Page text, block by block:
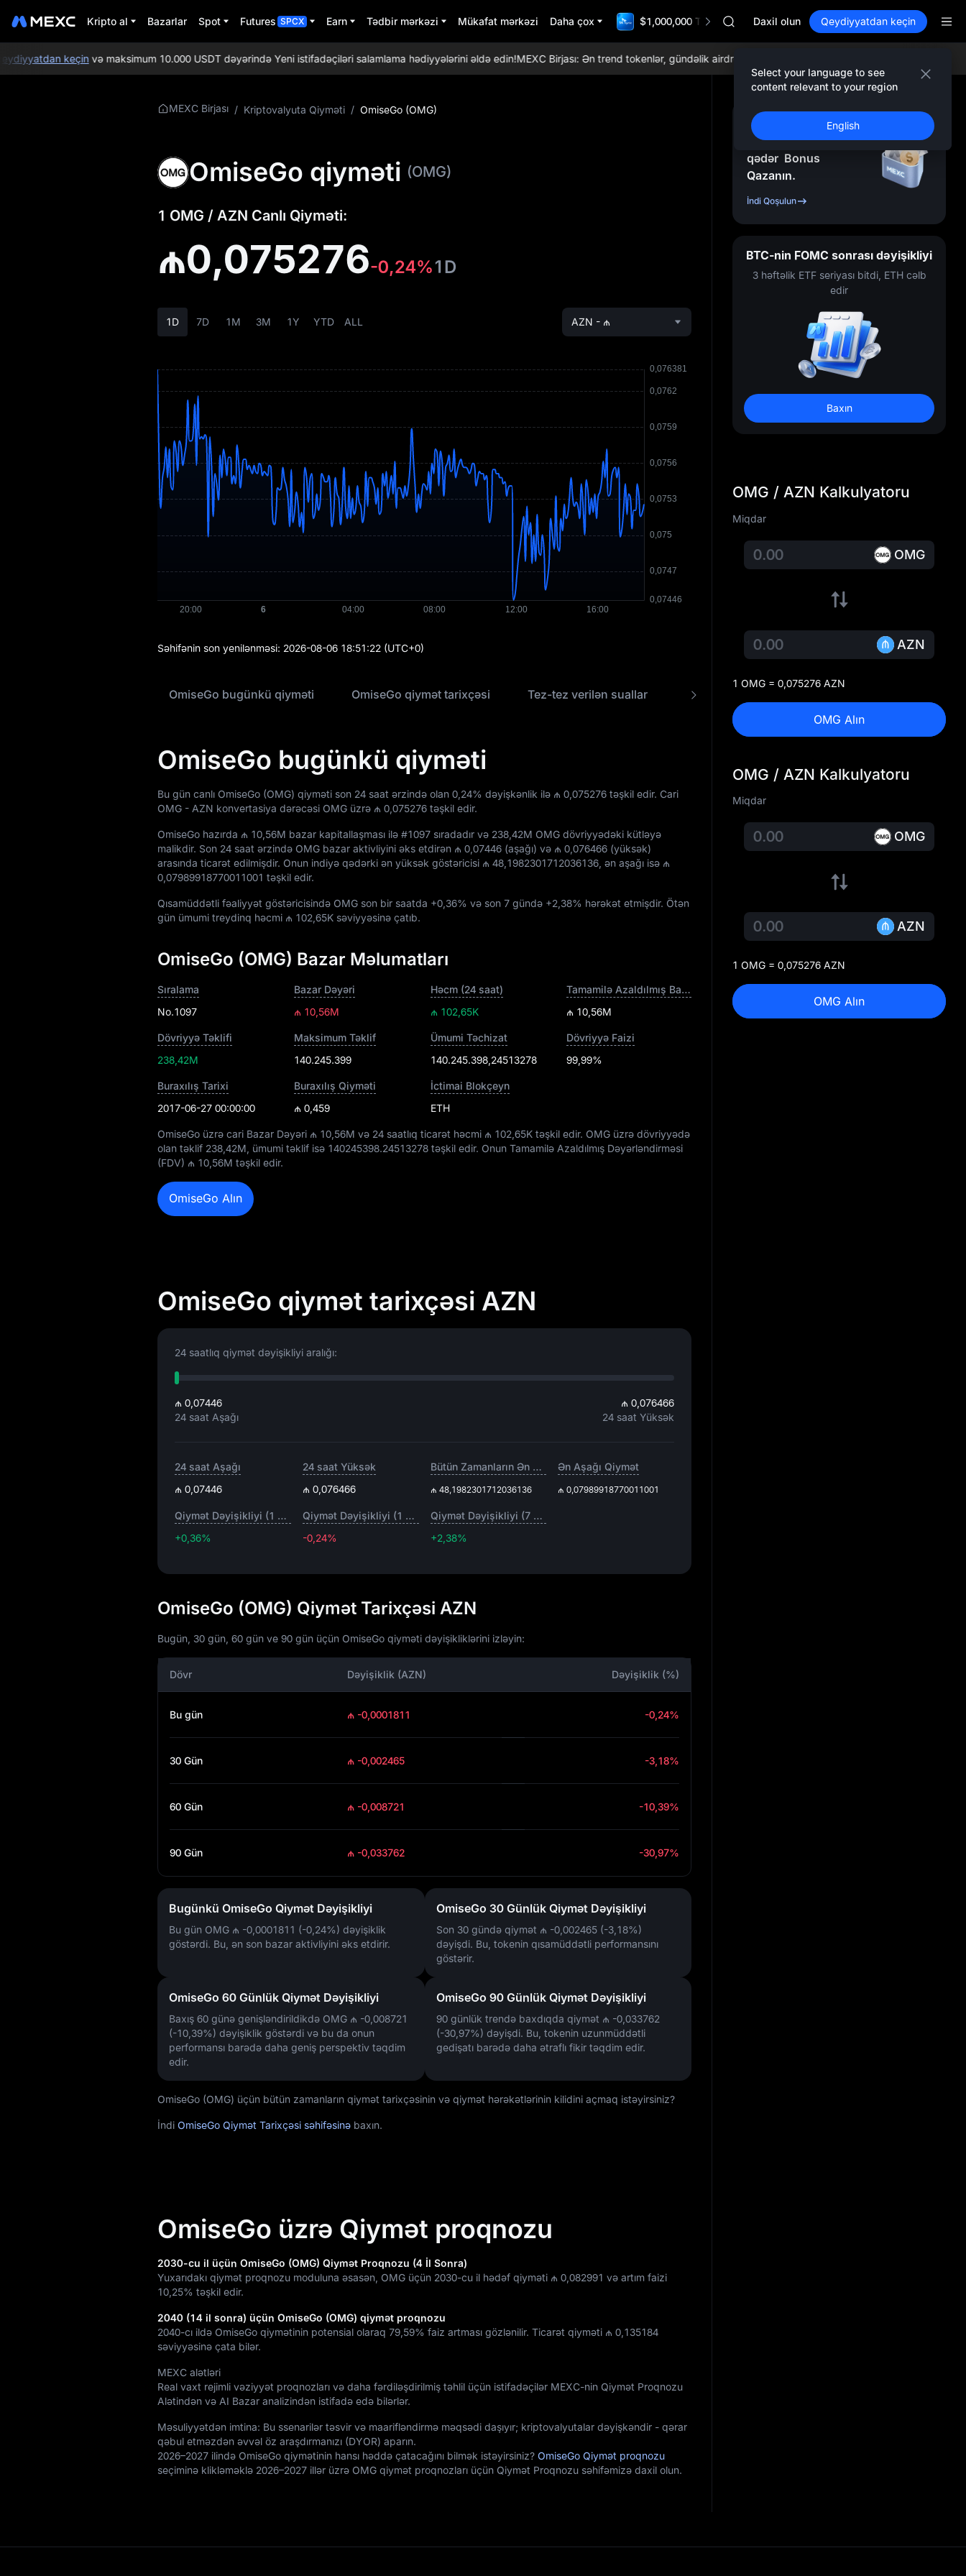
Kripto al Bazarlar Spot Futures SPCX Earn Tədbir mərkəzi Mükafat mərkəzi Daha çox $1,000,000 TradFi GalaCASHCAT
Unitree Future Now Live
GOLD(XAU)
CASHCAT
Unitree Future Now Live
Daxil olun Qeydiyyatdan keçin
Select your language to see
content relevant to your region
English
keçinvə maksimum 10.000 USDT dəyərində Yeni istifadəçiləri salamlama hədiyyələrini əldə edin!MEXC Birjası: Ən trend tokenlər, gündəlik airdroplar, dünyada ən aşağı ticarət komissiyaları və
MEXC Birjası / Kriptovalyuta Qiyməti / OmiseGo (OMG)
OmiseGo qiyməti (OMG)
1 OMG / AZN Canlı Qiyməti:
₼0,075276-0,24%1D
1D 7D 1M 3M 1Y YTD ALL AZN - ₼
Səhifənin son yenilənməsi: 2026-08-06 18:51:22 (UTC+0)
OmiseGo bugünkü qiyməti OmiseGo qiymət tarixçəsi Tez-tez verilən suallar OMG - AZN Konverteri
OmiseGo bugünkü qiyməti
Bu gün canlı OmiseGo (OMG) qiyməti son 24 saat ərzində olan 0,24% dəyişkənlik ilə ₼ 0,075276 təşkil edir. Cari
OMG - AZN konvertasiya dərəcəsi OMG üzrə ₼ 0,075276 təşkil edir.
OmiseGo hazırda ₼ 10,56M bazar kapitallaşması ilə #1097 sıradadır və 238,42M OMG dövriyyədəki kütləyə
malikdir. Son 24 saat ərzində OMG bazar aktivliyini əks etdirən ₼ 0,07446 (aşağı) və ₼ 0,076466 (yüksək)
arasında ticarət edilmişdir. Onun indiyə qədərki ən yüksək göstəricisi ₼ 48,1982301712036136 , ən aşağı isə ₼
0,07989918770011001 təşkil edir.
Qısamüddətli fəaliyyət göstəricisində OMG son bir saatda +0,36% və son 7 gündə +2,38% hərəkət etmişdir. Ötən
gün ümumi treydinq həcmi ₼ 102,65K səviyyəsinə çatıb.
OmiseGo (OMG) Bazar Məlumatları
Sıralama
No.1097
Bazar Dəyəri
₼ 10,56M
Həcm (24 saat)
₼ 102,65K
Tamamilə Azaldılmış Bazar Dəyəri
₼ 10,56M
Dövriyyə Təklifi
238,42M
Maksimum Təklif
140.245.399
Ümumi Təchizat
140.245.398,24513278
Dövriyyə Faizi
99,99%
Buraxılış Tarixi
2017-06-27 00:00:00
Buraxılış Qiyməti
₼ 0,459
İctimai Blokçeyn
ETH
OmiseGo üzrə cari Bazar Dəyəri ₼ 10,56M və 24 saatlıq ticarət həcmi ₼ 102,65K təşkil edir. OMG üzrə dövriyyədə
olan təklif 238,42M , ümumi təklif isə 140245398.24513278 təşkil edir. Onun Tamamilə Azaldılmış Dəyərləndirməsi
(FDV) ₼ 10,56M təşkil edir.
OmiseGo Alın
OmiseGo qiymət tarixçəsi AZN
24 saatlıq qiymət dəyişikliyi aralığı:
₼ 0,07446
24 saat Aşağı
₼ 0,076466
24 saat Yüksək
24 saat Aşağı
₼ 0,07446
24 saat Yüksək
₼ 0,076466
Bütün Zamanların Ən Yüksəyi
₼ 48,1982301712036136
Ən Aşağı Qiymət
₼ 0,07989918770011001
Qiymət Dəyişikliyi (1 saat)
+0,36%
Qiymət Dəyişikliyi (1 gün)
-0,24%
Qiymət Dəyişikliyi (7 gün)
+2,38%
OmiseGo (OMG) Qiymət Tarixçəsi AZN
Bugün, 30 gün, 60 gün ve 90 gün üçün OmiseGo qiyməti dəyişikliklərini izləyin:
Dövr Dəyişiklik (AZN) Dəyişiklik (%)
Bu gün ₼ -0,0001811 -0,24%
30 Gün ₼ -0,002465 -3,18%
60 Gün ₼ -0,008721 -10,39%
90 Gün ₼ -0,033762 -30,97%
Bugünkü OmiseGo Qiymət Dəyişikliyi
Bu gün OMG ₼ -0,0001811 (-0,24%) dəyişiklik
göstərdi. Bu, ən son bazar aktivliyini əks etdirir.
OmiseGo 30 Günlük Qiymət Dəyişikliyi
Son 30 gündə qiymət ₼ -0,002465 (-3,18%)
dəyişdi. Bu, tokenin qısamüddətli performansını
göstərir.
OmiseGo 60 Günlük Qiymət Dəyişikliyi
Baxış 60 günə genişləndirildikdə OMG ₼ -0,008721
(-10,39%) dəyişiklik göstərdi və bu da onun
performansı barədə daha geniş perspektiv təqdim
edir.
OmiseGo 90 Günlük Qiymət Dəyişikliyi
90 günlük trendə baxdıqda qiymət ₼ -0,033762
(-30,97%) dəyişdi. Bu, tokenin uzunmüddətli
gedişatı barədə daha ətraflı fikir təqdim edir.
OmiseGo (OMG) üçün bütün zamanların qiymət tarixçəsinin və qiymət hərəkətlərinin kilidini açmaq istəyirsiniz?
İndi OmiseGo Qiymət Tarixçəsi səhifəsinə baxın.
OmiseGo üzrə Qiymət proqnozu
2030-cu il üçün OmiseGo (OMG) Qiymət Proqnozu (4 İl Sonra)
Yuxarıdakı qiymət proqnozu moduluna əsasən, OMG üçün 2030-cu il hədəf qiyməti ₼ 0,082991 və artım faizi
10,25% təşkil edir.
2040 (14 il sonra) üçün OmiseGo (OMG) qiymət proqnozu
2040-cı ildə OmiseGo qiymətinin potensial olaraq 79,59% faiz artması gözlənilir. Ticarət qiyməti ₼ 0,135184
səviyyəsinə çata bilər.
MEXC alətləri
Real vaxt rejimli vəziyyət proqnozları və daha fərdiləşdirilmiş təhlil üçün istifadəçilər MEXC-nin Qiymət Proqnozu
Alətindən və AI Bazar analizindən istifadə edə bilərlər.
Məsuliyyətdən imtina: Bu ssenarilər təsvir və maarifləndirmə məqsədi daşıyır; kriptovalyutalar dəyişkəndir - qərar
qəbul etməzdən əvvəl öz araşdırmanızı (DYOR) aparın.
2026–2027 ilində OmiseGo qiymətinin hansı həddə çatacağını bilmək istəyirsiniz? OmiseGo Qiymət proqnozu
seçiminə klikləməklə 2026–2027 illər üzrə OMG qiymət proqnozları üçün Qiymət Proqnozu səhifəmizə daxil olun.
Qeydiyyatdan Keçin
və 10.000USDT -ə
qədər Bonus
Qazanın.
İndi Qoşulun
BTC-nin FOMC sonrası dəyişikliyi
3 həftəlik ETF seriyası bitdi, ETH cəlb
edir
Baxın
OMG / AZN Kalkulyatoru
Miqdar
OMG
AZN
1 OMG = 0,075276 AZN
OMG Alın
OMG / AZN Kalkulyatoru
Miqdar
OMG
AZN
1 OMG = 0,075276 AZN
OMG Alın